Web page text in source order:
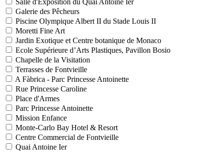
Salle d'Exposition du Quai Antoine Ier
Galerie des Pêcheurs
Piscine Olympique Albert II du Stade Louis II
Moretti Fine Art
Jardin Exotique et Centre botanique de Monaco
Ecole Supérieure d’Arts Plastiques, Pavillon Bosio
Chapelle de la Visitation
Terrasses de Fontvieille
A Fàbrica - Parc Princesse Antoinette
Rue Princesse Caroline
Place d'Armes
Parc Princesse Antoinette
Mission Enfance
Monte-Carlo Bay Hotel & Resort
Centre Commercial de Fontvieille
Quai Antoine Ier